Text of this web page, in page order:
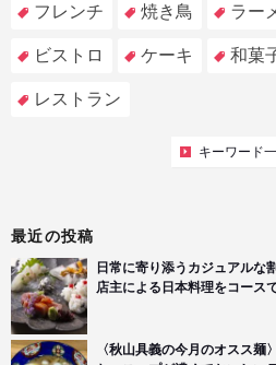
フレンチ 焼き鳥 ラー
ビストロ ケーキ 和菓
レストラン
キーワード
最近の投稿
日常に寄り添うカジュアルな
店主による日本料理をコース
〈秋山具義の今月のオスス麺